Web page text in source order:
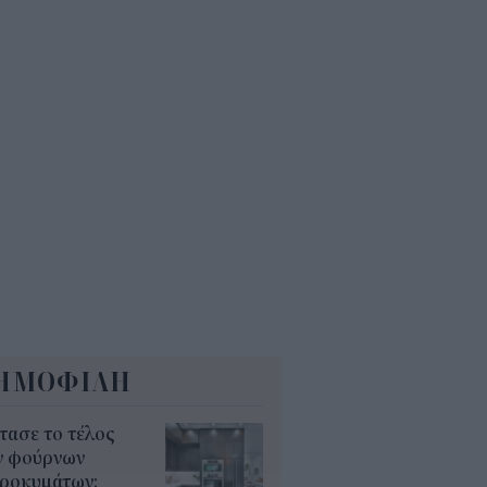
το τέλος
φούρνων